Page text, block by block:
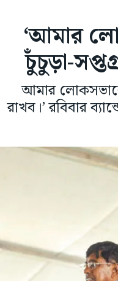
‘আমার
চুঁচুড়া-
আমার
রাখব।’ রবিবার